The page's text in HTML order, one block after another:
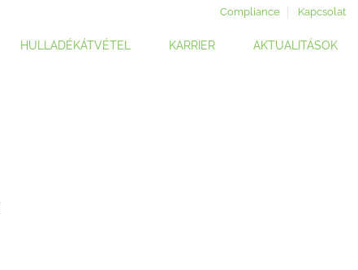
Compliance Kapcsolat
HULLADÉKÁTVÉTEL KARRIER AKTUALITÁSOK